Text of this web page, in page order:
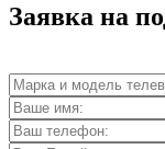
Заявка на